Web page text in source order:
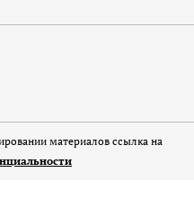
материалов ссылка на